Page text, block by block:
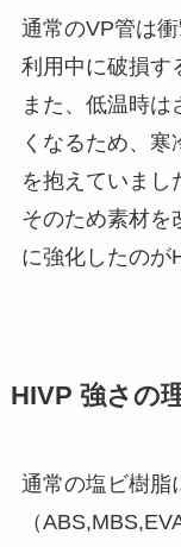
通常のVP管は
利用中に破損す
また、低温時は
くなるため、
を抱えていまし
そのため素材を
に強化したのが
HIVP 強さの
通常の塩ビ樹脂
（